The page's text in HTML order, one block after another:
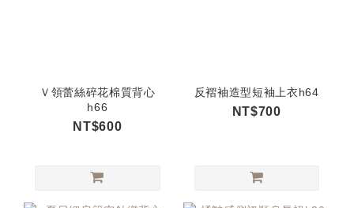
Ｖ領蕾絲碎花棉質背心
h66
NT$600
反褶袖造型短袖上衣h64
NT$700